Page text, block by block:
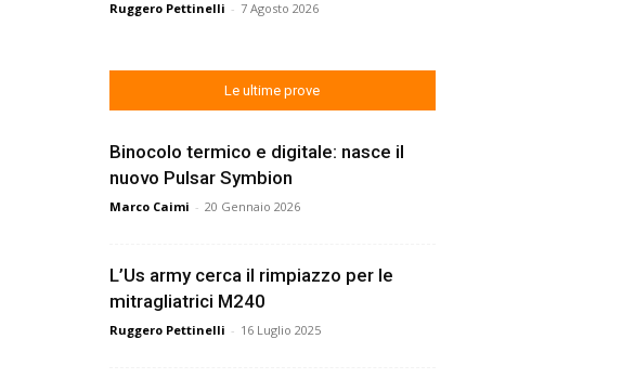
Ruggero Pettinelli - 7 Agosto 2026
Le ultime prove
Binocolo termico e digitale: nasce il
nuovo Pulsar Symbion
Marco Caimi - 20 Gennaio 2026
L’Us army cerca il rimpiazzo per le
mitragliatrici M240
Ruggero Pettinelli - 16 Luglio 2025